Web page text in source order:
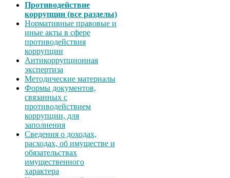
Противодействие
коррупции (все разделы)
Нормативные правовые и
иные акты в сфере
противодействия
коррупции
Антикоррупционная
экспертиза
Методические материалы
Формы документов,
связанных с
противодействием
коррупции, для
заполнения
Сведения о доходах,
расходах, об имуществе и
обязательствах
имущественного
характера